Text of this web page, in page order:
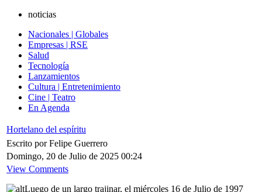
noticias
Nacionales | Globales
Empresas | RSE
Salud
Tecnología
Lanzamientos
Cultura | Entretenimiento
Cine | Teatro
En Agenda
Hortelano del espíritu
Escrito por Felipe Guerrero
Domingo, 20 de Julio de 2025 00:24
View Comments
Luego de un largo trajinar, el miércoles 16 de Julio de 1997